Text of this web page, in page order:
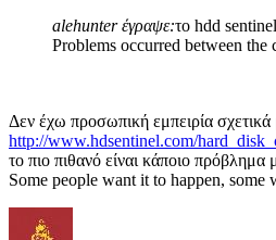
alehunter έγραψε:το hdd
Problems occurred between
Δεν έχω προσωπική εμπειρία
http://www.hdsentinel.com/
το πιο πιθανό είναι κάποιο πρόβλημα
Some people want it to happen,